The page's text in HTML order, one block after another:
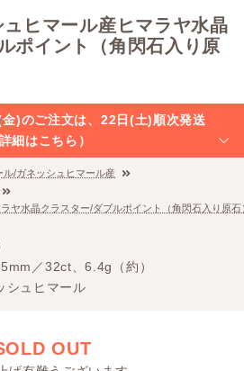
ヒマール産ヒマラヤ水晶
ポイント（角閃石入り原
)のご注文は、22日(土)順次発送
細はこちら）
ル/ガネッシュヒマール産
ヤ水晶クラスター/ダブルポイント（角閃石入り原石
／32ct、6.4g（約）
シュヒマール
OUT